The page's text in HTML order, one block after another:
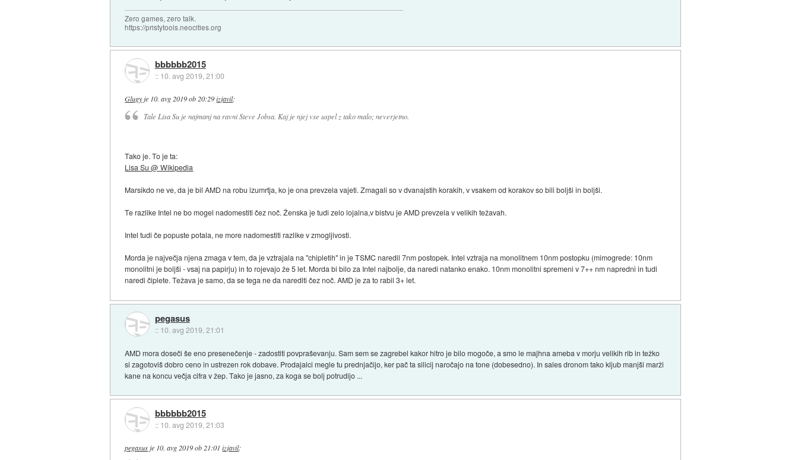
Zero games, zero talk.
https://pristytools.neocities.org
bbbbbb2015
:: 10. avg 2019, 21:00
Glugyje 10. avg 2019 ob 20:29 izjavil:
Tale Lisa Su je najmanj na ravni Steve Jobsa. Kaj je njej vse uspel z tako malo; neverjetno.
Tako je. To je ta:
Lisa Su @ Wikipedia
Marsikdo ne ve, da je bil AMD na robu izumrtja, ko je ona prevzela vajeti. Zmagali so v dvanajstih korakih, v vsakem od korakov so bili boljši in boljši.
Te razlike Intel ne bo mogel nadomestiti čez noč. Ženska je tudi zelo lojalna,v bistvu je AMD prevzela v velikih težavah.
Intel tudi če popuste potala, ne more nadomestiti razlike v zmogljivosti.
Morda je največja njena zmaga v tem, da je vztrajala na "chipletih" in je TSMC naredil 7nm postopek. Intel vztraja na monolitnem 10nm postopku (mimogrede: 10nm
monolitni je boljši - vsaj na papirju) in to rojevajo že 5 let. Morda bi bilo za Intel najbolje, da naredi natanko enako. 10nm monolitni spremeni v 7++ nm napredni in tudi
naredi čiplete. Težava je samo, da se tega ne da narediti čez noč. AMD je za to rabil 3+ let.
pegasus
:: 10. avg 2019, 21:01
AMD mora doseči še eno presenečenje - zadostiti povpraševanju. Sam sem se zagrebel kakor hitro je bilo mogoče, a smo le majhna ameba v morju velikih rib in težko
si zagotoviš dobro ceno in ustrezen rok dobave. Prodajalci megle tu prednjačijo, ker pač ta silicij naročajo na tone (dobesedno). In sales dronom tako kljub manjši marži
kane na koncu večja cifra v žep. Tako je jasno, za koga se bolj potrudijo ...
bbbbbb2015
:: 10. avg 2019, 21:03
pegasus je 10. avg 2019 ob 21:01 izjavil: